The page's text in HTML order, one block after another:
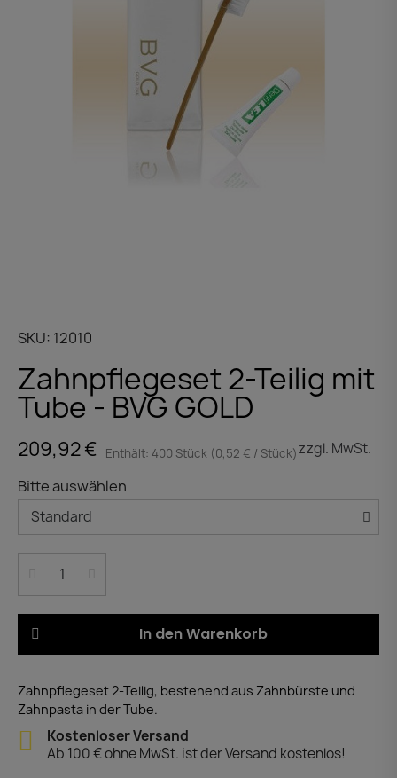
SKU 12010
Zahnpflegeset 2-Teilig mit
Tube - BVG GOLD
209,92 € Enthält: 400 Stück (0,52 € / Stück)zzgl. MwSt.
Bitte auswählen
In den Warenkorb
Zahnpflegeset 2-Teilig, bestehend aus Zahnbürste und
Zahnpasta in der Tube.
Kostenloser Versand
Ab 100 € ohne MwSt. ist der Versand kostenlos!